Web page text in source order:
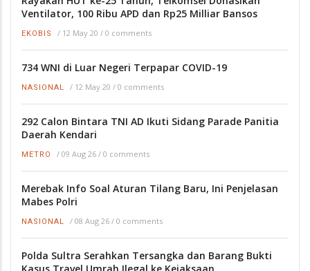
Ventilator, 100 Ribu APD dan Rp25 Milliar Bansos
EKOBIS / 12 May 20 / 0 comments
734 WNI di Luar Negeri Terpapar COVID-19
NASIONAL / 12 May 20 / 0 comments
292 Calon Bintara TNI AD Ikuti Sidang Parade Panitia
Daerah Kendari
METRO / 09 Aug 26 / 0 comments
Merebak Info Soal Aturan Tilang Baru, Ini Penjelasan
Mabes Polri
NASIONAL / 08 Aug 26 / 0 comments
Polda Sultra Serahkan Tersangka dan Barang Bukti